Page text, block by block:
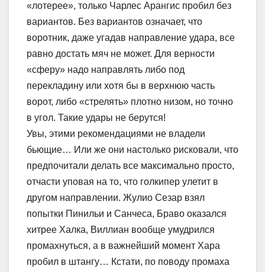
«лотерее», только Чарлес Арангис пробил без
вариантов. Без вариантов означает, что
воротник, даже угадав направление удара, все
равно достать мяч не может. Для верности
«сферу» надо направлять либо под
перекладину или хотя бы в верхнюю часть
ворот, либо «стрелять» плотно низом, но точно
в угол. Такие удары не берутся!
Увы, этими рекомендациями не владели
бьющие… Или же они настолько рисковали, что
предпочитали делать все максимально просто,
отчасти уповая на то, что голкипер улетит в
другом направлении. Жулио Сезар взял
попытки Пинильи и Санчеса, Браво оказался
хитрее Халка, Виллиан вообще умудрился
промахнуться, а в важнейший момент Хара
пробил в штангу… Кстати, по поводу промаха